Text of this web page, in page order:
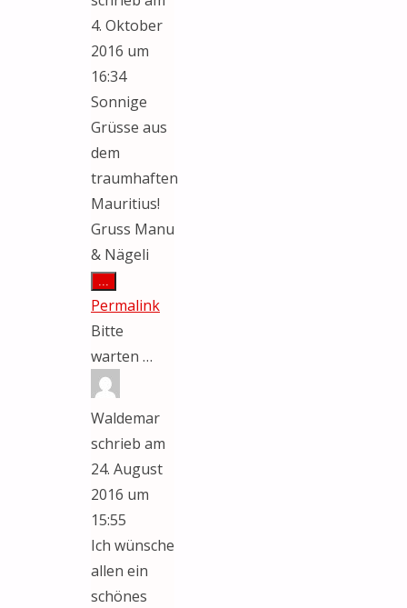
4. Oktober
2016 um
16:34
Sonnige
Grüsse aus
dem
traumhaften
Mauritius!
Gruss Manu
& Nägeli
...
Metabox
ein-/ausblenden.
Permalink
Bitte
warten …
Waldemar
schrieb am
24. August
2016 um
15:55
Ich wünsche
allen ein
schönes